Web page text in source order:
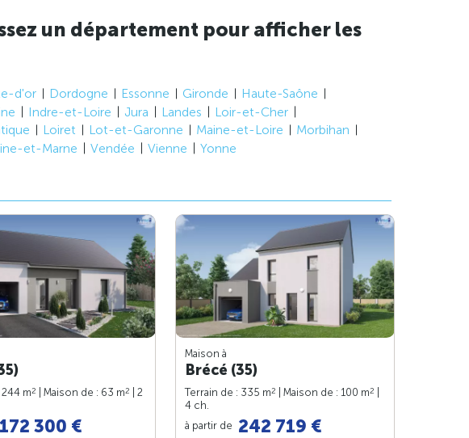
un département pour afficher les
d'or Dordogne Essonne Gironde
Haute-Saône
Indre-et-Loire Jura Landes
Loir-et-Cher
Loiret Lot-et-Garonne Maine-et-Loire
Morbihan
et-Marne Vendée Vienne Yonne
m2 | Maison de : 63 m2
| 2
172 300 €
Maison à
Brécé (35)
Terrain de : 335 m2 | Maison de : 100 m2
4 ch.
à partir de 242 719 €